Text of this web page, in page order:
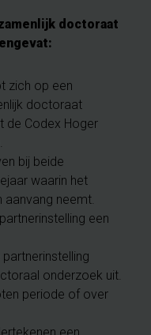
doctoraat
zich op een
doctoraat
de Codex Hoger
bij beide
waarin het
neemt.
een
onderzoek uit.
periode of over
een